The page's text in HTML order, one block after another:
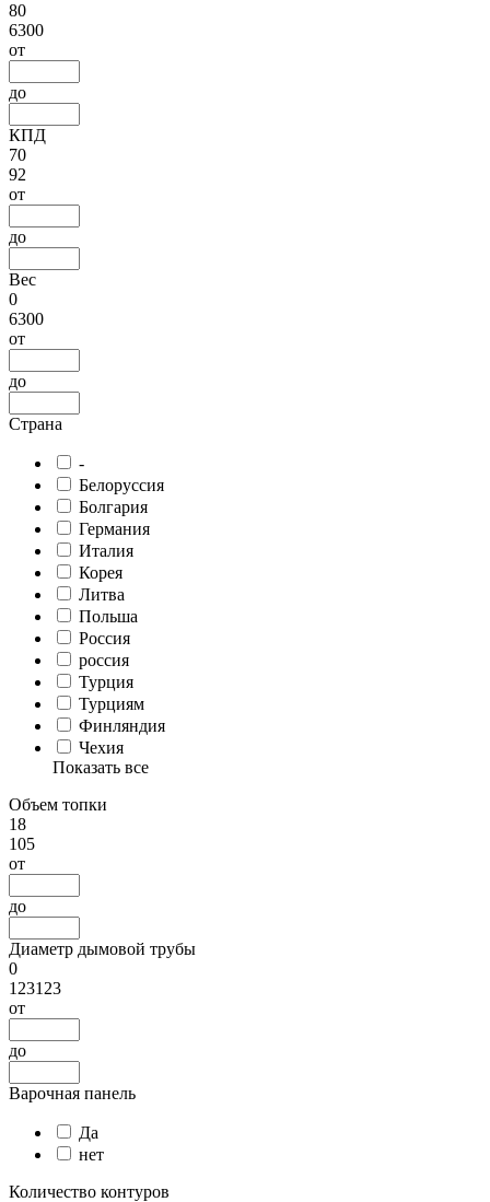
80
6300
от
до
КПД
70
92
от
до
Вес
0
6300
от
до
Страна
-
Белоруссия
Болгария
Германия
Италия
Корея
Литва
Польша
Россия
россия
Турция
Турциям
Финляндия
Чехия
Показать все
Объем топки
18
105
от
до
Диаметр дымовой трубы
0
123123
от
до
Варочная панель
Да
нет
Количество контуров